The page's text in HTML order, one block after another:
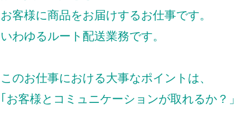
お客様に商品をお届けするお仕事です。
いわゆるルート配送業務です。
このお仕事における大事なポイントは、
｢お客様とコミュニケーションが取れるか？